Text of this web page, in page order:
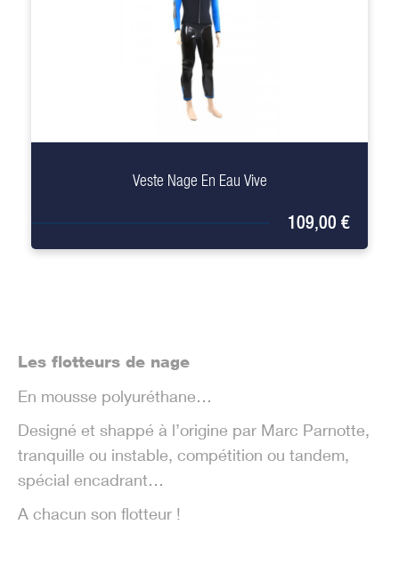
+
Veste Nage En Eau Vive
109,00 €
Les flotteurs de nage
En mousse polyuréthane…
Designé et shappé à l’origine par Marc Parnotte,
tranquille ou instable, compétition ou tandem,
spécial encadrant…
A chacun son flotteur !